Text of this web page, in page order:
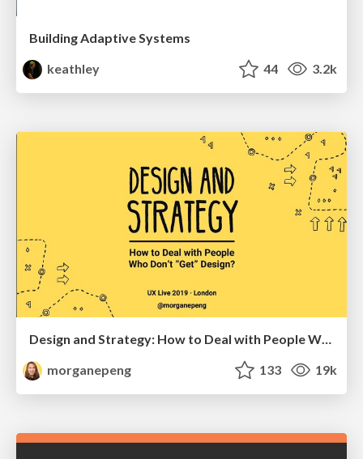
Building Adaptive Systems
keathley
44 3.2k
Design and Strategy: How to Deal with People Who Don’t "Get" Design
morganepeng
133 19k